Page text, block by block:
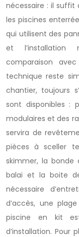
nécessaire : il suffit
les piscines
qui utilisent des
et l’installation
comparaison
technique reste
chantier, toujours
sont disponibles :
modulaires et des
servira de
pièces à sceller
skimmer, la bonde
balai et la boite
nécessaire
d’accès, une
piscine en kit
d’installation. Pour